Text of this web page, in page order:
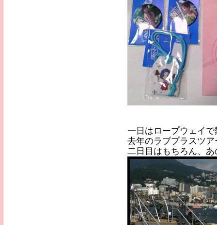
一日はロープウェイ
去年のラブプラスツ
二日目はもちろん、